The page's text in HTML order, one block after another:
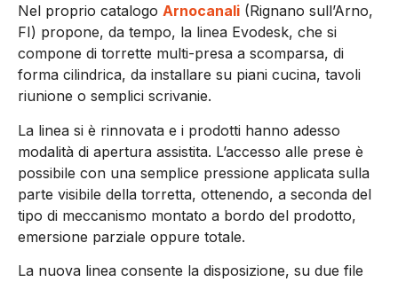
Nel proprio catalogo Arnocanali (Rignano sull’Arno,
FI) propone, da tempo, la linea Evodesk, che si
compone di torrette multi-presa a scomparsa, di
forma cilindrica, da installare su piani cucina, tavoli
riunione o semplici scrivanie.
La linea si è rinnovata e i prodotti hanno adesso
modalità di apertura assistita. L’accesso alle prese è
possibile con una semplice pressione applicata sulla
parte visibile della torretta, ottenendo, a seconda del
tipo di meccanismo montato a bordo del prodotto,
emersione parziale oppure totale.
La nuova linea consente la disposizione, su due file